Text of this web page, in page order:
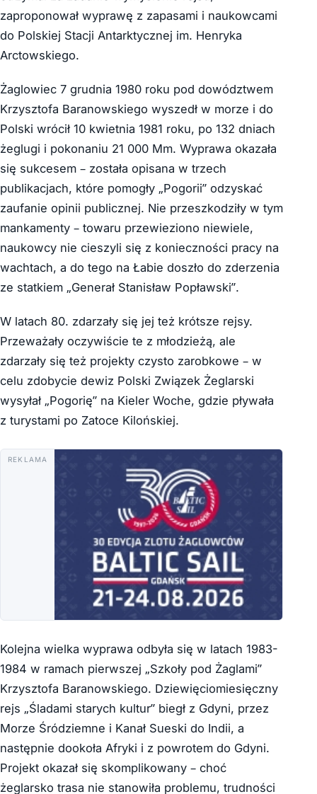
zaproponował wyprawę z zapasami i naukowcami
do Polskiej Stacji Antarktycznej im. Henryka
Arctowskiego.
Żaglowiec 7 grudnia 1980 roku pod dowództwem
Krzysztofa Baranowskiego wyszedł w morze i do
Polski wrócił 10 kwietnia 1981 roku, po 132 dniach
żeglugi i pokonaniu 21 000 Mm. Wyprawa okazała
się sukcesem – została opisana w trzech
publikacjach, które pomogły „Pogorii” odzyskać
zaufanie opinii publicznej. Nie przeszkodziły w tym
mankamenty – towaru przewieziono niewiele,
naukowcy nie cieszyli się z konieczności pracy na
wachtach, a do tego na Łabie doszło do zderzenia
ze statkiem „Generał Stanisław Popławski”.
W latach 80. zdarzały się jej też krótsze rejsy.
Przeważały oczywiście te z młodzieżą, ale
zdarzały się też projekty czysto zarobkowe – w
celu zdobycie dewiz Polski Związek Żeglarski
wysyłał „Pogorię” na Kieler Woche, gdzie pływała
z turystami po Zatoce Kilońskiej.
REKLAMA
Kolejna wielka wyprawa odbyła się w latach 1983-
1984 w ramach pierwszej „Szkoły pod Żaglami”
Krzysztofa Baranowskiego. Dziewięciomiesięczny
rejs „Śladami starych kultur” biegł z Gdyni, przez
Morze Śródziemne i Kanał Sueski do Indii, a
następnie dookoła Afryki i z powrotem do Gdyni.
Projekt okazał się skomplikowany – choć
żeglarsko trasa nie stanowiła problemu, trudności